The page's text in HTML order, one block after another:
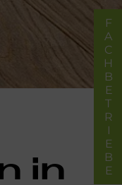
in
FACHBETRIEBE